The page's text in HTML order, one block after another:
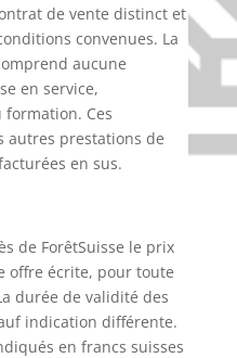
de vente distinct et
convenues. La
aucune
en service,
formation. Ces
autres prestations de
en sus.
de ForêtSuisse le prix
offre écrite, pour toute
durée de validité des
indication différente.
en francs suisses